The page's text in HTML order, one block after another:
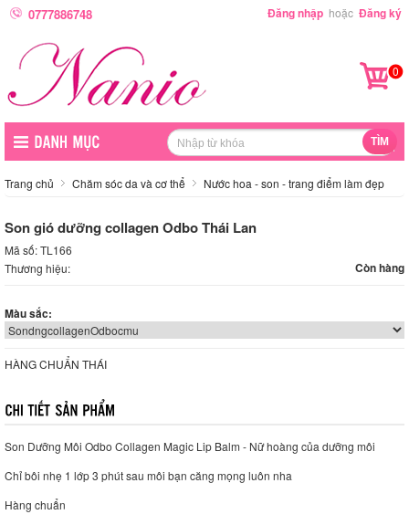
0777886748 Đăng nhập hoặc Đăng ký
0
Trang chủ Chăm sóc da và cơ thể Nước hoa - son - trang điểm làm đẹp
Son gió dưỡng collagen Odbo Thái Lan
Mã số: TL166
Thương hiệu:
Còn hàng
Màu sắc:
HÀNG CHUẨN THÁI
Son Dưỡng Môi Odbo Collagen Magic Lip Balm - Nữ hoàng của dưỡng môi
Chỉ bôi nhẹ 1 lớp 3 phút sau môi bạn căng mọng luôn nha
Hàng chuẩn